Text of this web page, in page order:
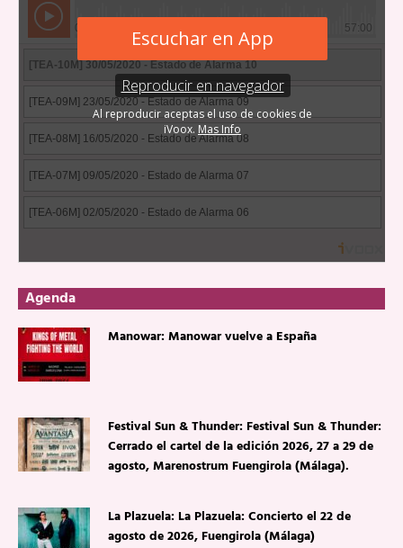
Agenda
Manowar: Manowar vuelve a España
Festival Sun & Thunder: Festival Sun & Thunder:
Cerrado el cartel de la edición 2026, 27 a 29 de
agosto, Marenostrum Fuengirola (Málaga).
La Plazuela: La Plazuela: Concierto el 22 de
agosto de 2026, Fuengirola (Málaga)